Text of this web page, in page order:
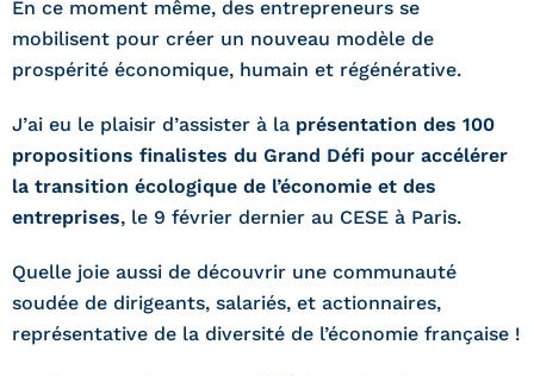
En ce moment même, des entrepreneurs se
mobilisent pour créer un nouveau modèle de
prospérité économique, humain et régénérative.
J’ai eu le plaisir d’assister à la présentation des 100
propositions finalistes du Grand Défi pour accélérer
la transition écologique de l’économie et des
entreprises, le 9 février dernier au CESE à Paris.
Quelle joie aussi de découvrir une communauté
soudée de dirigeants, salariés, et actionnaires,
représentative de la diversité de l’économie française !